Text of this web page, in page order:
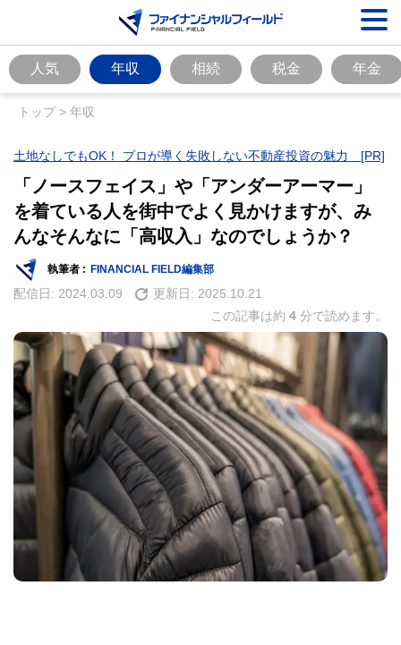
人気 年収 相続 税金 年金
トップ> 年収
土地なしでもOK！ プロが導く失敗しない不動産投資の魅力 [PR]
「ノースフェイス」や「アンダーアーマー」
を着ている人を街中でよく見かけますが、み
んなそんなに「高収入」なのでしょうか？
執筆者 : FINANCIAL FIELD編集部
配信日: 2024.03.09 更新日: 2025.10.21
この記事は約 4 分で読めます。